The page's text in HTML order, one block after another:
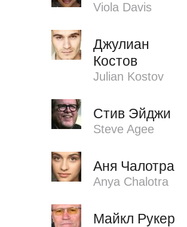
Viola Davis
Джулиан
Костов
Julian Kostov
Стив Эйджи
Steve Agee
Аня Чалотра
Anya Chalotra
Майкл Рукер